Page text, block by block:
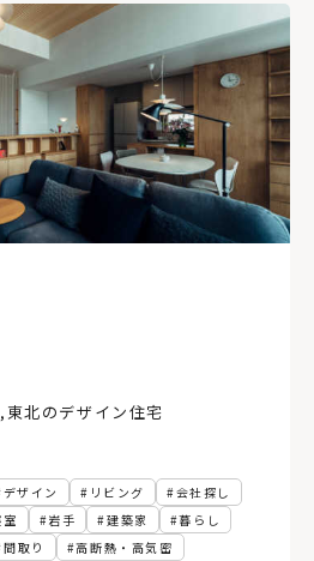
, 東北のデザイン住宅
デザイン リビング
会社探し
岩手 建築家
暮らし
間取り 高断熱・高気密